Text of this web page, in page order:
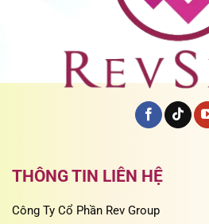
THÔNG TIN LIÊN HỆ
Công Ty Cổ Phần Rev Group